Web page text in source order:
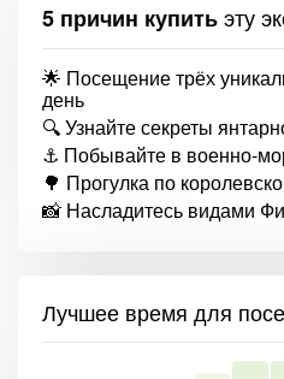
5 причин купитьэту
🌟 Посещение трёх
день
🔍 Узнайте секреты
⚓ Побывайте в военно-
🌳 Прогулка по
📸 Насладитесь видами
Лучшее время для